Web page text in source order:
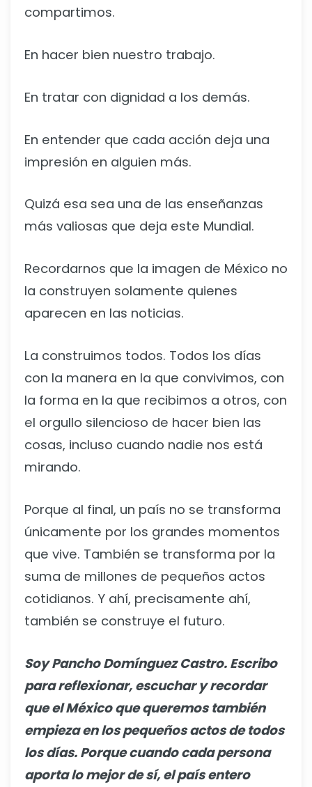
compartimos.
En hacer bien nuestro trabajo.
En tratar con dignidad a los demás.
En entender que cada acción deja una
impresión en alguien más.
Quizá esa sea una de las enseñanzas
más valiosas que deja este Mundial.
Recordarnos que la imagen de México no
la construyen solamente quienes
aparecen en las noticias.
La construimos todos. Todos los días
con la manera en la que convivimos, con
la forma en la que recibimos a otros, con
el orgullo silencioso de hacer bien las
cosas, incluso cuando nadie nos está
mirando.
Porque al final, un país no se transforma
únicamente por los grandes momentos
que vive. También se transforma por la
suma de millones de pequeños actos
cotidianos. Y ahí, precisamente ahí,
también se construye el futuro.
Soy Pancho Domínguez Castro. Escribo
para reflexionar, escuchar y recordar
que el México que queremos también
empieza en los pequeños actos de todos
los días. Porque cuando cada persona
aporta lo mejor de sí, el país entero